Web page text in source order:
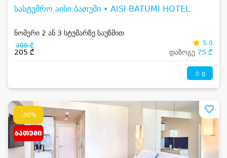
სასტუმრო აისი ბათუმი • AISI BATUMI HOTEL
ნომერი 2 ან 3 სტუმარზე საუზმით
300 ₾
205 ₾
5.0
დაზოგე 75 ₾
0
-30%